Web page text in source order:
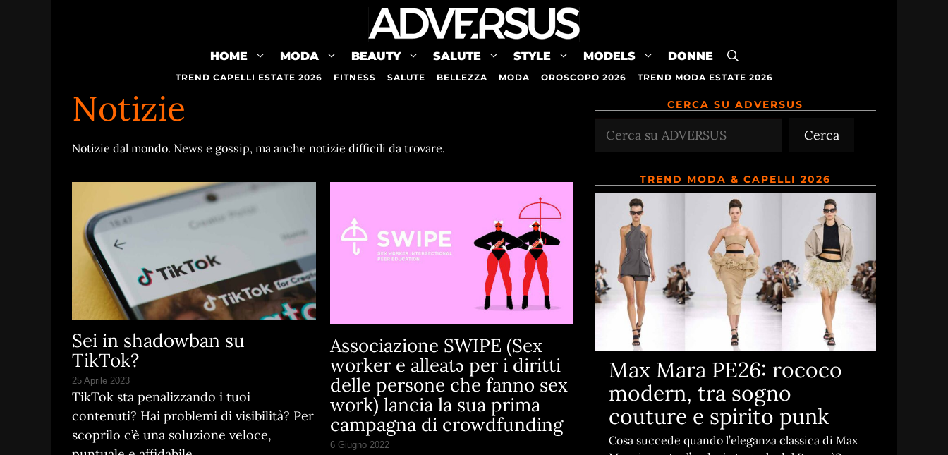
HOME MODA BEAUTY SALUTE STYLE MODELS DONNE
TREND CAPELLI ESTATE 2026 FITNESS SALUTE BELLEZZA MODA OROSCOPO 2026 TREND MODA ESTATE 2026
Notizie
Notizie dal mondo. News e gossip, ma anche notizie difficili da trovare.
Sei in shadowban su
TikTok?
25 Aprile 2023
TikTok sta penalizzando i tuoi
contenuti? Hai problemi di visibilità? Per
scoprilo c’è una soluzione veloce,
Associazione SWIPE (Sex
worker e alleatə per i diritti
delle persone che fanno sex
work) lancia la sua prima
campagna di crowdfunding
6 Giugno 2022
CERCA SU ADVERSUS
Cerca
Cerca
TREND MODA & CAPELLI 2026
Max Mara PE26: rococo
modern, tra sogno
couture e spirito punk
Cosa succede quando l’eleganza classica di Max